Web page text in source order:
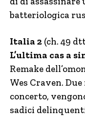
batteriologica
Italia 2 (ch. 49
L’ultima cas a
Remake
Wes Craven.
concerto,
sadici